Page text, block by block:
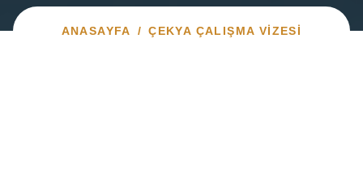
ANASAYFA / ÇEKYA ÇALIŞMA VIZESI